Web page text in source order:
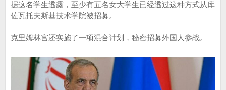
据这名学生透露，至少有五名女大学生已经透过这种方式从库
佐瓦托夫斯基技术学院被招募。
克里姆林宫还实施了一项混合计划，秘密招募外国人参战。